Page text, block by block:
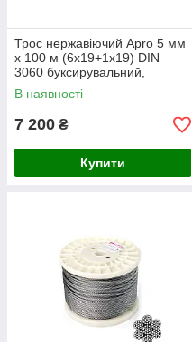
Трос нержавіючий Apro 5 мм
х 100 м (6х19+1х19) DIN
3060 буксирувальний,
виробник Китай
В наявності
7 200 ₴
Купити